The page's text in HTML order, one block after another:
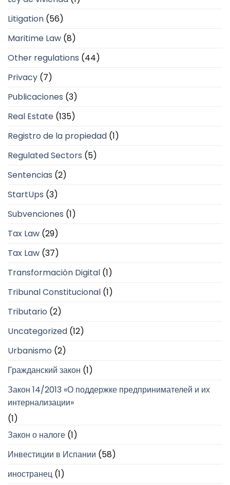
Litigation (56)
Maritime Law (8)
Other regulations (44)
Privacy (7)
Publicaciones (3)
Real Estate (135)
Registro de la propiedad (1)
Regulated Sectors (5)
Sentencias (2)
StartUps (3)
Subvenciones (1)
Tax Law (29)
Tax Law (37)
Transformación Digital (1)
Tribunal Constitucional (1)
Tributario (2)
Uncategorized (12)
Urbanismo (2)
Гражданский закон (1)
Закон 14/2013 «О поддержке предпринимателей и их
интернализации»
(1)
Закон о налоге (1)
Инвестиции в Испании (58)
иностранец (1)